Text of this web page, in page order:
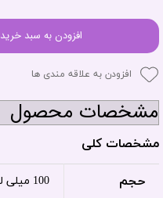
افزودن به سبد خرید
افزودن به علاقه مندی ها
مشخصات محصول
مشخصات کلی
حجم 100 میلی لیتر